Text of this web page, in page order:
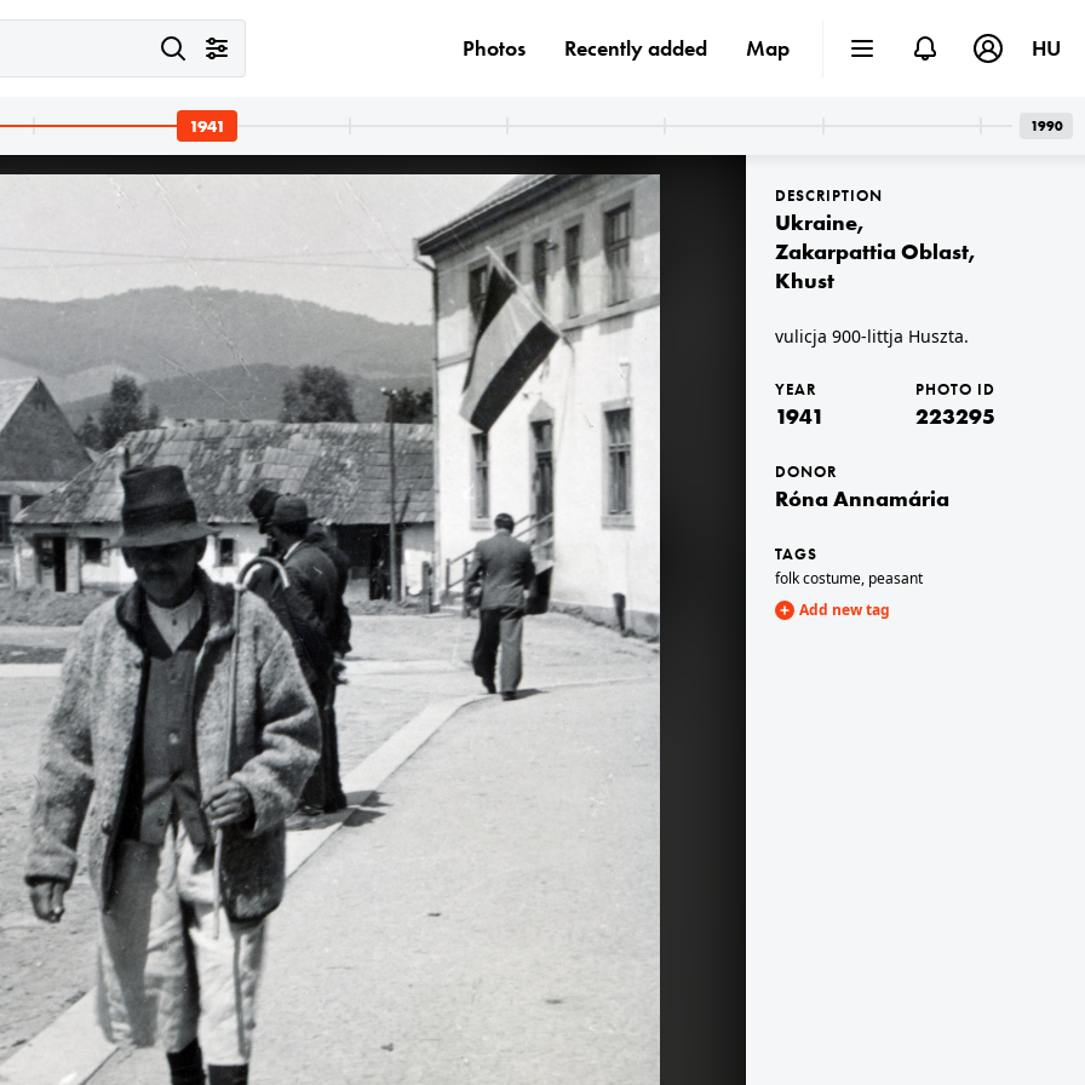
1941 · Gödöllő · Máriabesnyő
háttérben a Nagyboldogasszony-bazilika tornya.
1941 · Hungary
kiképzésen résztvevő leventék.
Hungary
résztvevő leventék.
1941 · Košice
Bethlen Gábor körút (Kuzmányho ulica)-i házak az 1941. június 26.-i bombázás után. A romos ház helyén nyitották a Vojenská ulica-t.
1941 · Košice
Bethlen Gábor körút (Kuzmányho ulica)-i házak az 1941. június 26.-i bombázás után.
ból evakuált család.
1941 · China
a japán támadás után Hongkong-ból evakuált család.
DESCRIPTION
Ukraine,
Zakarpattia Oblast,
Khust
vulicja 900-littja Huszta.
YEAR
1941
PHOTO ID
223295
DONOR
Róna Annamária
TAGS
folk costume, peasant
Add new tag
Photos Recently added Map HU
1990
1941